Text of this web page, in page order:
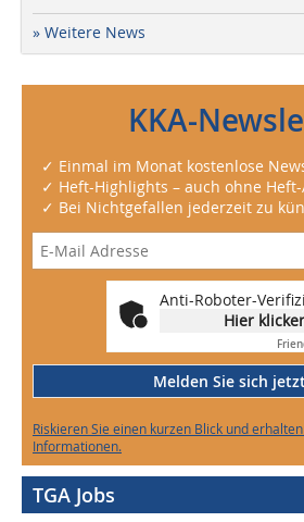
» Weitere News
KKA-
✓ Einmal im Monat kostenlose
✓ Heft-Highlights – auch ohne Heft-
✓ Bei Nichtgefallen jederzeit zu
Anti-Roboter-
Hier
Melden Sie sich
Riskieren Sie einen kurzen Blick und
Informationen.
TGA Jobs